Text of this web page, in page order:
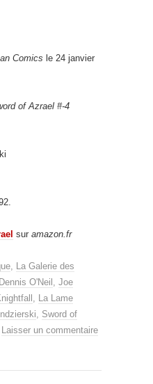
Comics le 24 janvier
of Azrael #-4
sur amazon.fr
, La Galerie des
Dennis O'Neil , Joe
, La Lame
, Sword of
Laisser un commentaire